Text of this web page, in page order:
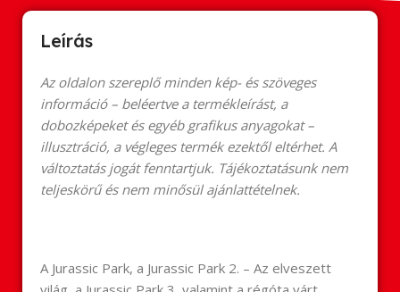
Leírás
Az oldalon szereplő minden kép- és szöveges
információ – beléertve a termékleírást, a
dobozképeket és egyéb grafikus anyagokat –
illusztráció, a végleges termék ezektől eltérhet. A
változtatás jogát fenntartjuk. Tájékoztatásunk nem
teljeskörű és nem minősül ajánlattételnek.
A Jurassic Park, a Jurassic Park 2. – Az elveszett